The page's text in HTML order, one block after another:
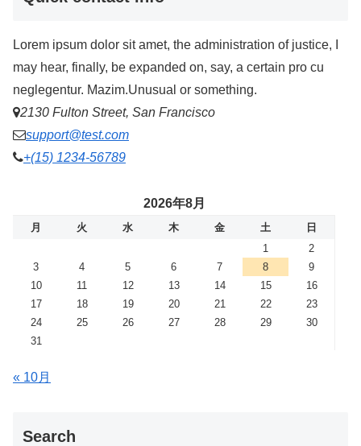
Lorem ipsum dolor sit amet, the administration of justice, I
may hear, finally, be expanded on, say, a certain pro cu
neglegentur. Mazim.Unusual or something.
2130 Fulton Street, San Francisco
support@test.com
+(15) 1234-56789
2026年8月
月 火 水 木 金 土
日
1
2
3
4 5 6 7 8
9
10
11 12 13 14 15
16
17
18 19 20 21 22
23
24
25 26 27 28 29
30
31
« 10月
Search